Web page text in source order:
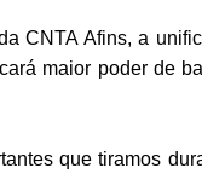
CNTA Afins, a
maior poder de
que tiramos